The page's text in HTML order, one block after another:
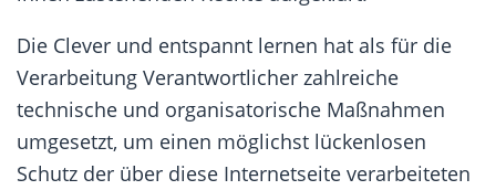
Die Clever und entspannt lernen hat als für die
Verarbeitung Verantwortlicher zahlreiche
technische und organisatorische Maßnahmen
umgesetzt, um einen möglichst lückenlosen
Schutz der über diese Internetseite verarbeiteten